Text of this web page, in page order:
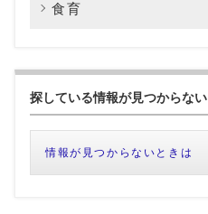
食育
探している情報が見つからない
情報が見つからないときは